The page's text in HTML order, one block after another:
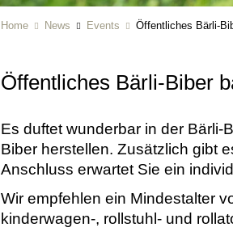
Home News Events Öffentliches Bärli-
Öffentliches Bärli-Biber
Es duftet wunderbar in der
Biber herstellen. Zusätzlich gibt
Anschluss erwartet Sie ein
Wir empfehlen ein Mindestalter
kinderwagen-, rollstuhl- und